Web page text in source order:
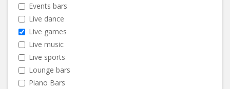
Events bars
Live dance
Live games
Live music
Live sports
Lounge bars
Piano Bars